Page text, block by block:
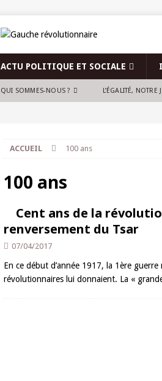
ACTU POLITIQUE ET SOCIALE
QUI SOMMES-NOUS ? L’ÉGALITÉ, NOTRE
ACCUEIL 100 ans
100 ans
Cent ans de la
renversement du Tsar
07/04/2017
En ce début d’année 1917, la 1ère
révolutionnaires lui donnaient. La «